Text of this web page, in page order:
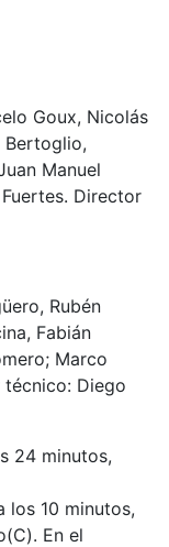
Goux, Nicolás
Bertoglio,
Manuel
Director
Rubén
Fabián
Marco
técnico: Diego
24 minutos,
los 10 minutos,
En el